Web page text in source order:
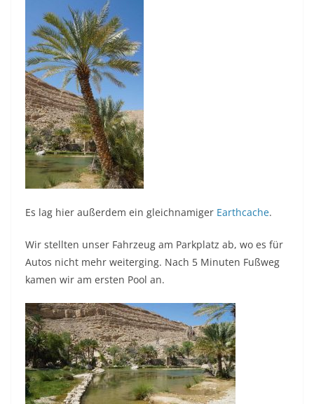
Es lag hier außerdem ein gleichnamiger Earthcache.
Wir stellten unser Fahrzeug am Parkplatz ab, wo es für
Autos nicht mehr weiterging. Nach 5 Minuten Fußweg
kamen wir am ersten Pool an.